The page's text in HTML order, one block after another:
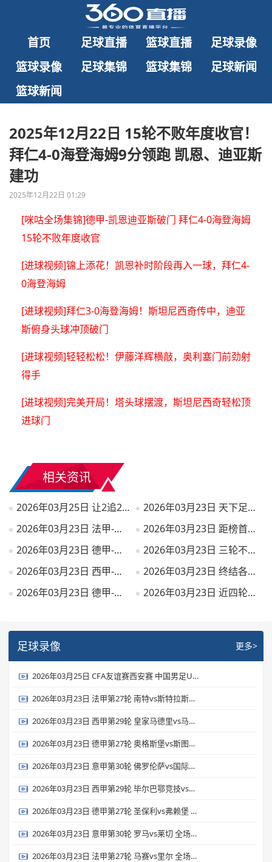
首页 足球直播 篮球直播
足球录像
篮球录像
足球集锦 篮球集锦
足球新闻
篮球新闻
2025年12月22日 15轮不败年度收官！
拜仁4-0海登海姆9分领跑 凯恩、迪亚斯
建功
2025年12月22日 01:29
[咪咕全场集锦]德甲-凯恩迪亚斯破门 拜仁4-0海登海姆
15轮不败年度收官
[进球视频]锦上添花！凯恩补时阶段再入一球，拜仁4-
0海登海姆
[进球视频]拜仁3-0海登海姆！斯坦尼西奇传中，迪亚
斯俯身头球冲顶破门
[进球视频]轻轻松松！伊藤洋辉横敲，奥利塞门前劲射
得手
[进球视频]完美开局！塔头球摆渡，斯坦尼西奇轻松顶
进球门
相关资讯
2026年03月25日 让2追2！U23国足2-2泰国U23 向余望李新翔破门 鲍世蒙送礼+助攻
2026年03月23日 天下足球-冠军大反转
2026年03月23日 法甲-帕尼切利双响+补时绝杀 斯特拉斯堡3-2逆转斯特拉斯堡
2026年03月23日 距榜首4分！十人皇马3-2逆转马竞 维尼修斯双响巴尔韦德破门+直红
2026年03月23日 德甲-翁达夫破门德米洛维奇建功 德米洛维奇客场5-2奥格斯堡
2026年03月23日 三轮不胜！国米1-1佛罗伦萨6分领跑 皮奥40秒闪击巴雷拉进球被吹
2026年03月23日 西甲-福纳尔斯任意球破门难救主 贝蒂斯客场1-2毕尔巴鄂
2026年03月23日 终结各赛事3连平！迈阿密3-2纽约城 梅西任意球破门+两度中框
2026年03月23日 德甲-马塔诺维奇梅开二度 弗赖堡2-1逆转圣保利
2026年03月23日 近四轮首胜！罗马1-0莱切距前四3分 19岁瓦斯制胜埃尔莫索献助攻
足球录像 更多>
2026年03月25日 CFA友谊赛西安赛 中国男足U23vs泰国U23 全场录像
2026年03月23日 法甲第27轮 南特vs斯特拉斯堡 全场录像
2026年03月23日 西甲第29轮 皇家马德里vs马德里竞技 全场录像
2026年03月23日 德甲第27轮 奥格斯堡vs斯图加特 全场录像
2026年03月23日 意甲第30轮 佛罗伦萨vs国际米兰 全场录像
2026年03月23日 西甲第29轮 毕尔巴鄂竞技vs皇家贝蒂斯 全场录像
2026年03月23日 德甲第27轮 圣保利vs弗赖堡 全场录像
2026年03月23日 意甲第30轮 罗马vs莱切 全场录像
2026年03月23日 法甲第27轮 马赛vs里尔 全场录像